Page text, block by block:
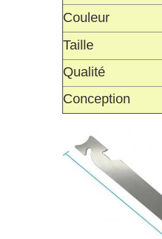
Couleur
Taille
Qualité
Conception